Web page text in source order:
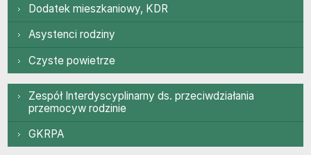
Dodatek mieszkaniowy, KDR
Asystenci rodziny
Czyste powietrze
Zespół Interdyscyplinarny ds.
Zespół Interdyscyplinarny ds. przeciwdziałania
przemocyw rodzinie
GKRPA